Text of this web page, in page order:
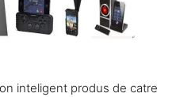
inteligent produs de catre